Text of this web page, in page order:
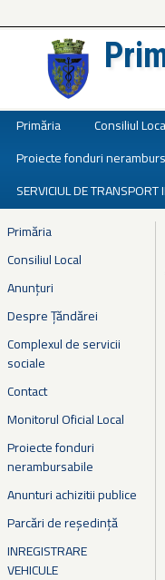
Primăria Consiliul
Proiecte fonduri
SERVICIUL DE TRANSPORT
Primăria
Consiliul Local
Anunțuri
Despre Țăndărei
Complexul de servicii
sociale
Contact
Monitorul Oficial Local
Proiecte fonduri
nerambursabile
Anunturi achizitii publice
Parcări de reședință
INREGISTRARE
VEHICULE